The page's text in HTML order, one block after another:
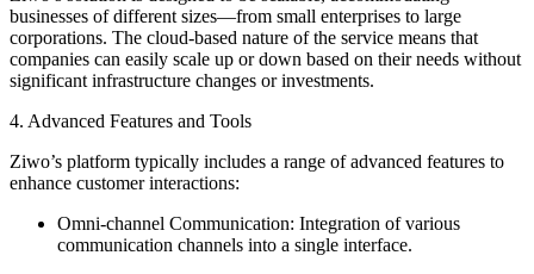
businesses of different sizes—from small enterprises to large
corporations. The cloud-based nature of the service means that
companies can easily scale up or down based on their needs without
significant infrastructure changes or investments.
4. Advanced Features and Tools
Ziwo’s platform typically includes a range of advanced features to
enhance customer interactions:
Omni-channel Communication: Integration of various
communication channels into a single interface.